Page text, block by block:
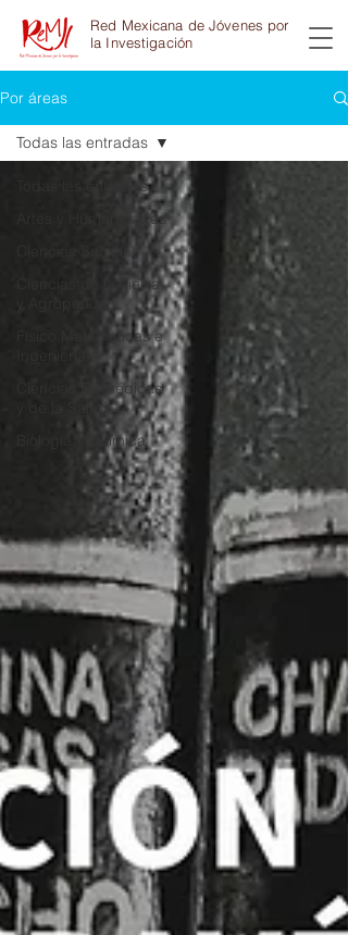
Red Mexicana de Jóvenes por
la Investigación
Por áreas
Todas las entradas
Artes y Humanidades
Ciencias Sociales
Ciencias de la Tierra
y Agropecuari
Físico Matemáticas e
Ciencias Biomédicas
y de la Salud
Biología y Química
Todas las entradas